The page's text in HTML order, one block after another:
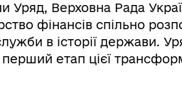
Уряд, Верховна Рада
фінансів спільно
в історії держави.
етап цієї